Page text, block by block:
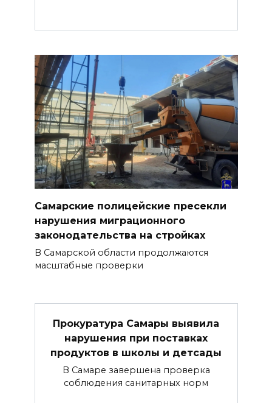
Самарские полицейские пресекли
нарушения миграционного
законодательства на стройках
В Самарской области продолжаются
масштабные проверки
Прокуратура Самары выявила
нарушения при поставках
продуктов в школы и детсады
В Самаре завершена проверка
соблюдения санитарных норм